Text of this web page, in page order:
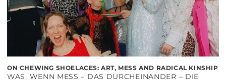
ON CHEWING SHOELACES: ART, MESS AND RADICAL KINSHIP
WAS, WENN MESS – DAS DURCHEINANDER – DIE